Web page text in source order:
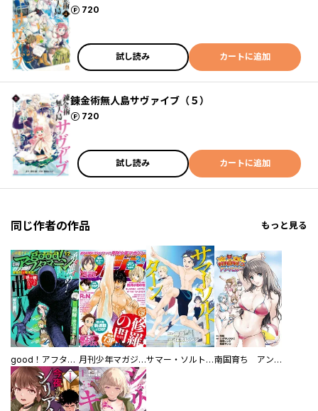
720
ポイント
試し読み カートに追加
錬金術無人島サヴァイブ（５）
720
ポイント
試し読み カートに追加
同じ作者の作品 もっと見る
good！アフタヌーン 月刊少年マガジン サマー・ソルト・ターン 南国育ち アンソロジー